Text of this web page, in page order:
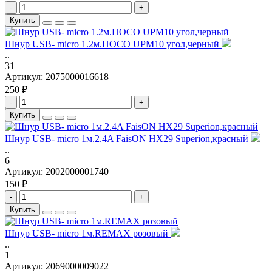
-
+
Купить
Шнур USB- micro 1.2м.HOCO UPM10 угол,черный
..
31
Артикул: 2075000016618
250 ₽
-
+
Купить
Шнур USB- micro 1м.2.4A FaisON HX29 Superion,красный
..
6
Артикул: 2002000001740
150 ₽
-
+
Купить
Шнур USB- micro 1м.REMAX розовый
..
1
Артикул: 2069000009022